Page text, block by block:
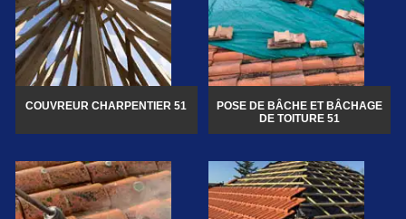
COUVREUR CHARPENTIER 51
POSE DE BÂCHE ET BÂCHAGE
DE TOITURE 51